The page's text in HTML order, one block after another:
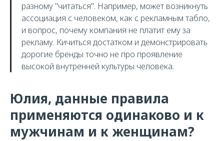
разному "читаться". Например, может возникнуть
ассоциация с человеком, как с рекламным табло,
и вопрос, почему компания не платит ему за
рекламу. Кичиться достатком и демонстрировать
дорогие бренды точно не про проявление
высокой внутренней культуры человека.
Юлия, данные правила
применяются одинаково и к
мужчинам и к женщинам?